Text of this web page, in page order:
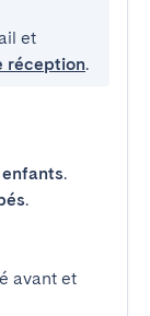
et
réception.
enfants.
.
avant et